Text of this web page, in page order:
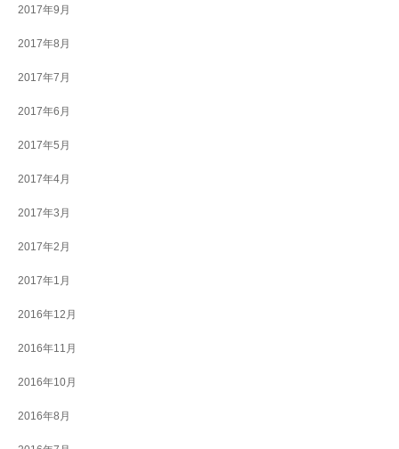
2017年9月
2017年8月
2017年7月
2017年6月
2017年5月
2017年4月
2017年3月
2017年2月
2017年1月
2016年12月
2016年11月
2016年10月
2016年8月